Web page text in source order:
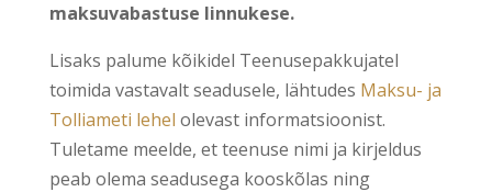
maksuvabastuse linnukese.
Lisaks palume kõikidel Teenusepakkujatel
toimida vastavalt seadusele, lähtudes Maksu- ja
Tolliameti lehel olevast informatsioonist.
Tuletame meelde, et teenuse nimi ja kirjeldus
peab olema seadusega kooskõlas ning